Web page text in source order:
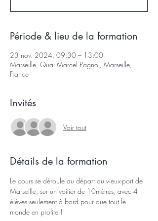
Période & lieu de la formation
23 nov. 2024, 09:30 – 13:00
Marseille, Quai Marcel Pagnol, Marseille,
France
Invités
Voir tout
Détails de la formation
Le cours se déroule au départ du vieux-port de
Marseille, sur un voilier de 10mètres, avec 4
élèves seulement à bord pour que tout le
monde en profite !